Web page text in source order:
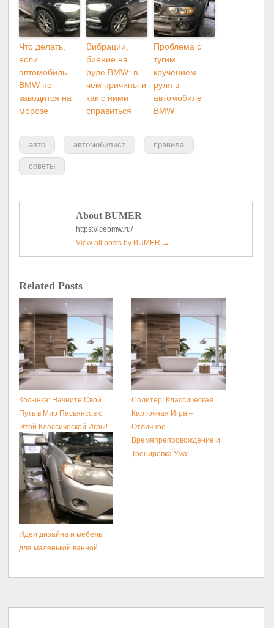
Что делать,
если
автомобиль
BMW не
заводится на
морозе
Вибрации,
биение на
руле BMW: в
чем причины и
как с ними
справиться
Проблема с
тугим
кручением
руля в
автомобиле
BMW
авто автомобилист правила
советы
About BUMER
https://icebmw.ru/
View all posts by BUMER →
Related Posts
Косынка: Начните Свой
Путь в Мир Пасьянсов с
Этой Классической Игры!
Солитер: Классическая
Карточная Игра –
Отличное
Времяпрепровождение и
Тренировка Ума!
Идеи дизайна и мебель
для маленькой ванной